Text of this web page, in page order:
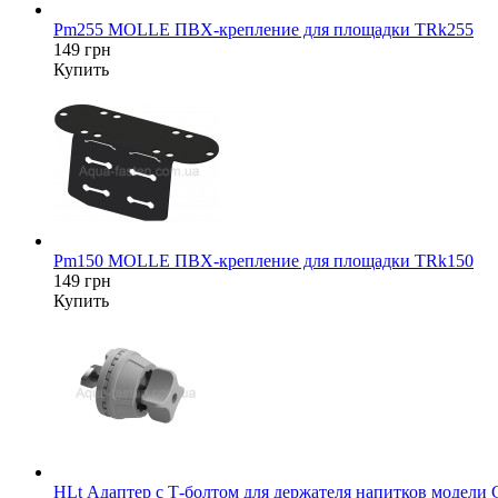
Pm255 MOLLE ПВХ-крепление для площадки TRk255
149 грн
Купить
Pm150 MOLLE ПВХ-крепление для площадки TRk150
149 грн
Купить
HLt Адаптер c Т-болтом для держателя напитков модели